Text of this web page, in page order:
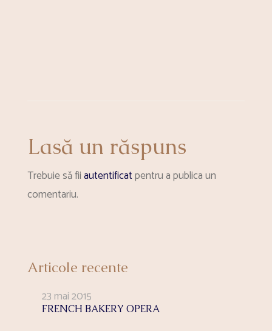
Lasă un răspuns
Trebuie să fiiautentificatpentru a publica un
comentariu.
Articole recente
23 mai 2015
FRENCH BAKERY OPERA